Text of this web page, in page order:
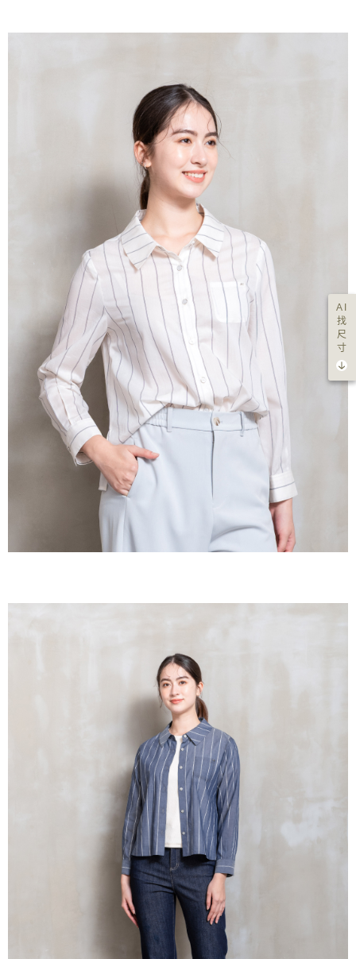
AI
找
尺
寸